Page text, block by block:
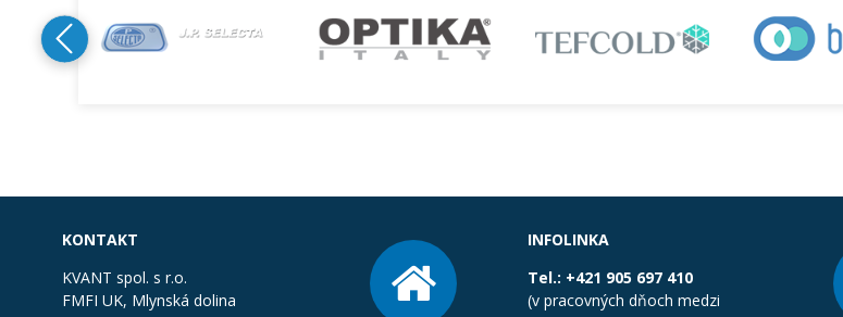
KONTAKT
KVANT spol. s r.o.
FMFI UK, Mlynská dolina
INFOLINKA
Tel.: +421 905 697 410
(v pracovných dňoch medzi